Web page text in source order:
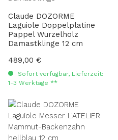
Claude DOZORME
Laguiole Doppelplatine
Pappel Wurzelholz
Damastklinge 12 cm
Regulärer Preis:
489,00 €
Sofort verfügbar, Lieferzeit:
1-3 Werktage **